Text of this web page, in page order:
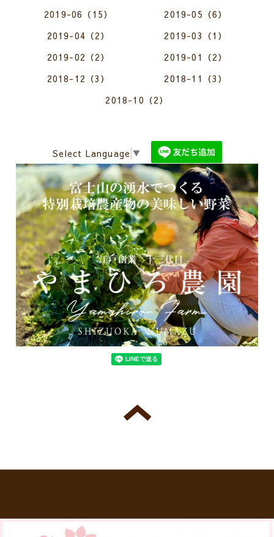
2019-06（15）
2019-05（6）
2019-04（2）
2019-03（1）
2019-02（2）
2019-01（2）
2018-12（3）
2018-11（3）
2018-10（2）
Select Language ▼